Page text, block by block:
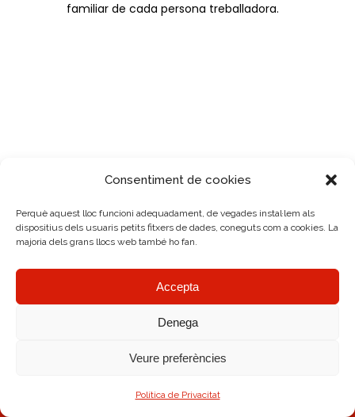
Consentiment de cookies
Perquè aquest lloc funcioni adequadament, de vegades instal·lem als
dispositius dels usuaris petits fitxers de dades, coneguts com a cookies. La
majoria dels grans llocs web també ho fan.
Accepta
Denega
Veure preferències
Política de Privacitat
familiar de cada persona treballadora.
Diseño Web